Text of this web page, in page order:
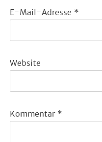
E-Mail-Adresse *
Website
Kommentar *